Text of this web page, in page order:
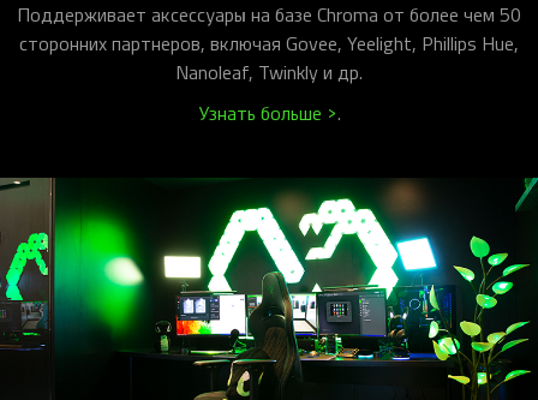
Поддерживает аксессуары на базе Chroma от более чем 50
сторонних партнеров, включая Govee, Yeelight, Phillips Hue,
Nanoleaf, Twinkly и др.
Узнать больше >.